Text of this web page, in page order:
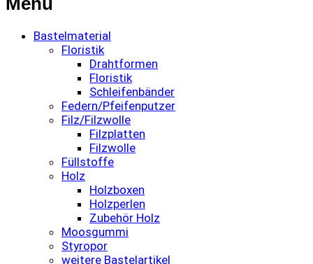
Bastelmaterial
Floristik
Drahtformen
Floristik
Schleifenbänder
Federn/Pfeifenputzer
Filz/Filzwolle
Filzplatten
Filzwolle
Füllstoffe
Holz
Holzboxen
Holzperlen
Zubehör Holz
Moosgummi
Styropor
weitere Bastelartikel